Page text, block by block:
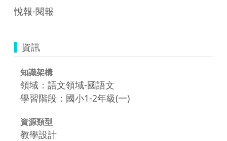
悅報-閱報
資訊
知識架構
領域：語文領域-國語文
學習階段：國小1-2年級(一)
資源類型
教學設計